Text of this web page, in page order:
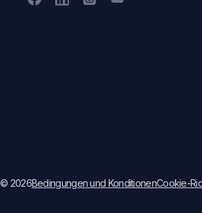
© 2026Bedingungen und KonditionenCookie-